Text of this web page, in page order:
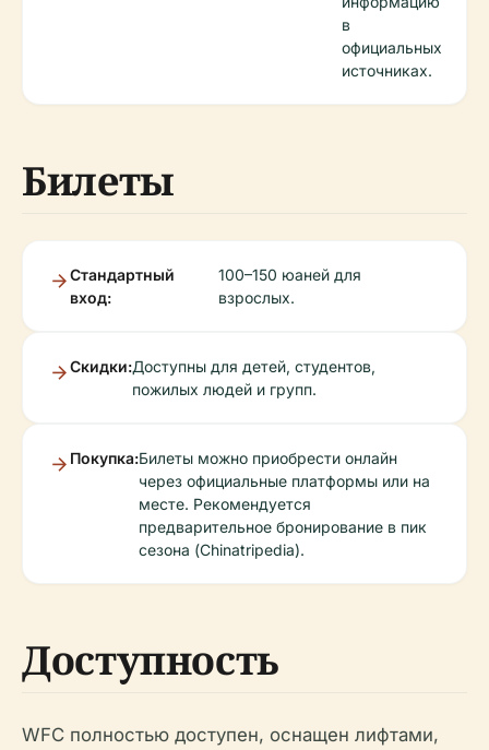
в
официальных
источниках.
Билеты
Стандартный
вход:
100–150 юаней для
взрослых.
Скидки:Доступны для детей, студентов,
пожилых людей и групп.
Покупка:Билеты можно приобрести онлайн
через официальные платформы или на
месте. Рекомендуется
предварительное бронирование в пик
сезона (Chinatripedia).
Доступность
WFC полностью доступен, оснащен лифтами,